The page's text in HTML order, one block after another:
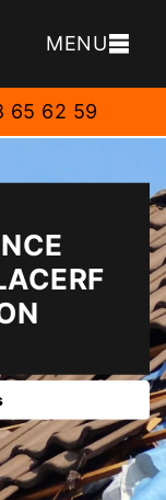
MENU
65 62 59